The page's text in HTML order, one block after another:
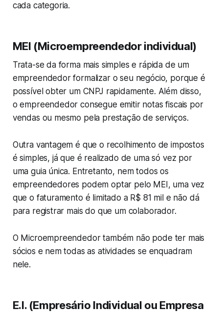
cada categoria.
MEI (Microempreendedor individual)
Trata-se da forma mais simples e rápida de um
empreendedor formalizar o seu negócio, porque é
possível obter um CNPJ rapidamente. Além disso,
o empreendedor consegue emitir notas fiscais por
vendas ou mesmo pela prestação de serviços.
Outra vantagem é que o recolhimento de impostos
é simples, já que é realizado de uma só vez por
uma guia única. Entretanto, nem todos os
empreendedores podem optar pelo MEI, uma vez
que o faturamento é limitado a R$ 81 mil e não dá
para registrar mais do que um colaborador.
O Microempreendedor também não pode ter mais
sócios e nem todas as atividades se enquadram
nele.
E.I. (Empresário Individual ou Empresa